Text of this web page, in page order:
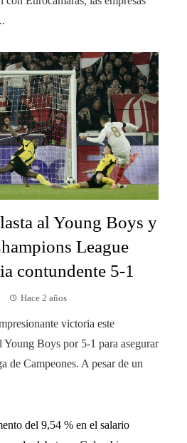
al Young Boys y
League
contundente 5-1
Hace 2 años
victoria este
Young Boys por 5-1 para asegurar
de Campeones. A pesar de un